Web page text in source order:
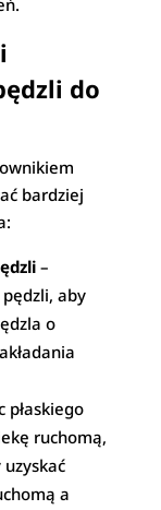
do
bardziej
–
aby
o
płaskiego
ruchomą,
a